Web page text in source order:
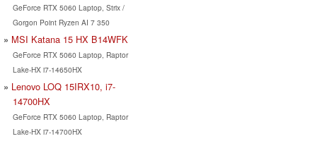
GeForce RTX 5060 Laptop, Strix /
Gorgon Point Ryzen AI 7 350
MSI Katana 15 HX B14WFK
GeForce RTX 5060 Laptop, Raptor
Lake-HX i7-14650HX
Lenovo LOQ 15IRX10, i7-
14700HX
GeForce RTX 5060 Laptop, Raptor
Lake-HX i7-14700HX